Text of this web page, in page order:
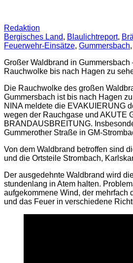
Redaktion
Bergisches Land, Blaulichtreport,
Feuerwehr-Einsätze, Gummersbach,
Großer Waldbrand in Gummersbach
Rauchwolke bis nach Hagen zu
Die Rauchwolke des großen
Gummersbach ist bis nach Hagen
NINA meldete die EVAKUIERUNG
wegen der Rauchgase und AKUTE
BRANDAUSBREITUNG.
Gummerother Straße in GM-
Von dem Waldbrand betroffen sind
und die Ortsteile Strombach,
Der ausgedehnte Waldbrand wird
stundenlang in Atem halten.
aufgekommene Wind, der mehrfach
und das Feuer in verschiedene